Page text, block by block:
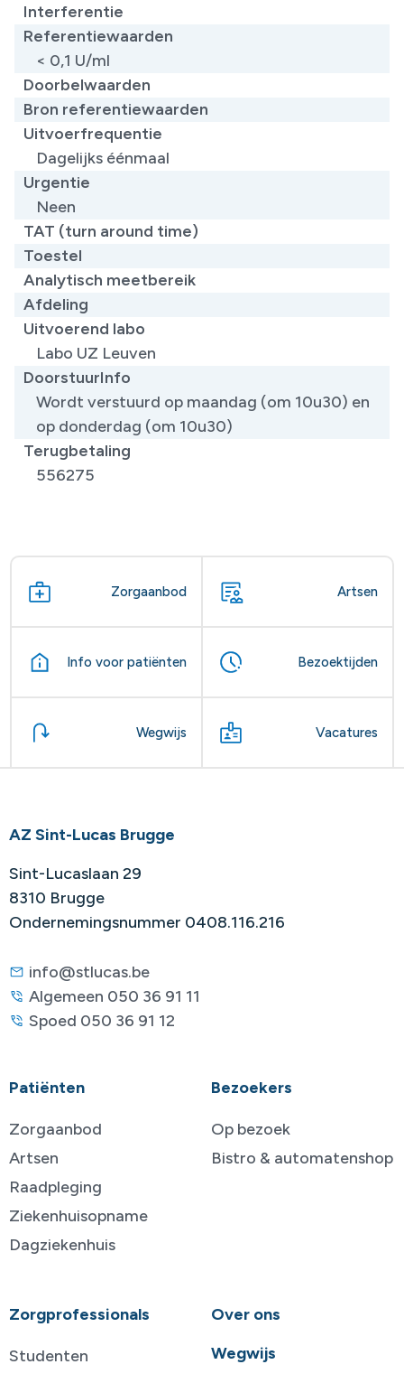
Interferentie
Referentiewaarden
< 0,1 U/ml
Doorbelwaarden
Bron referentiewaarden
Uitvoerfrequentie
Dagelijks éénmaal
Urgentie
Neen
TAT (turn around time)
Toestel
Analytisch meetbereik
Afdeling
Uitvoerend labo
Labo UZ Leuven
DoorstuurInfo
Wordt verstuurd op maandag (om 10u30) en
op donderdag (om 10u30)
Terugbetaling
556275
Zorgaanbod Artsen
Info voor patiënten Bezoektijden
Wegwijs Vacatures
AZ Sint-Lucas Brugge
Sint-Lucaslaan 29
8310 Brugge
Ondernemingsnummer 0408.116.216
info@stlucas.be
Algemeen 050 36 91 11
Spoed 050 36 91 12
Patiënten
Zorgaanbod
Artsen
Raadpleging
Ziekenhuisopname
Dagziekenhuis
Bezoekers
Op bezoek
Bistro & automatenshop
Zorgprofessionals
Studenten
Over ons
Wegwijs